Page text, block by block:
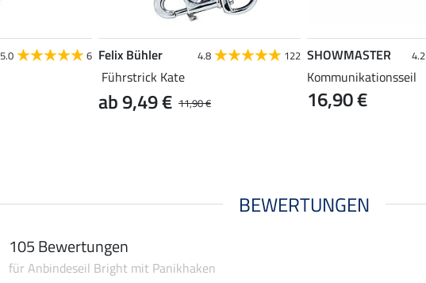
5.0 6 Felix Bühler 4.8 122
Führstrick Kate
11,90 €
ab 9,49 €
SHOWMASTER 4.2
Kommunikationsseil
16,90 €
BEWERTUNGEN
105 Bewertungen
für Anbindeseil Bright mit Panikhaken